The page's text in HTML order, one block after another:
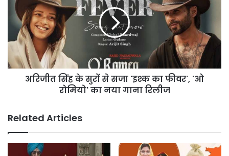
सुरों
सजा
'इश्क
फीवर',
गाना
रिलीज
अरिजीत सिंह के सुरों से सजा 'इश्क का फीवर', 'ओ
रोमियो' का नया गाना रिलीज
Related Articles